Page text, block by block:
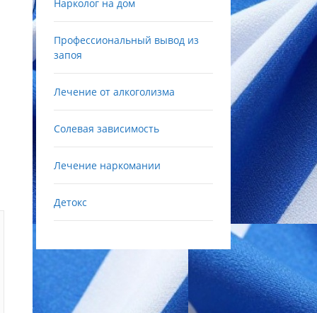
Нарколог на дом
Профессиональный вывод из
запоя
Лечение от алкоголизма
Солевая зависимость
Лечение наркомании
Детокс